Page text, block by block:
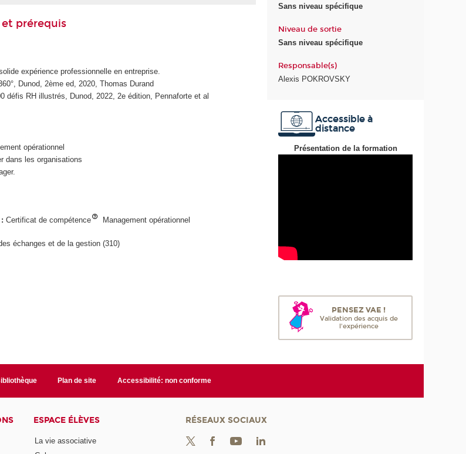
et prérequis
expérience professionnelle en entreprise.
Dunod, 2ème ed, 2020, Thomas Durand
défis RH illustrés, Dunod, 2022, 2e édition, Pennaforte et al
opérationnel
dans les organisations
:Certificat de compétence Management opérationnel
échanges et de la gestion (310)
Sans niveau spécifique
Niveau de sortie
Sans niveau spécifique
Responsable(s)
Alexis POKROVSKY
Accessible à
distance
Présentation de la formation
PENSEZ VAE !
Validation des acquis de
l'expérience
Plan de site Accessibilité: non conforme
ESPACE ÉLÈVES
La vie associative
RÉSEAUX SOCIAUX